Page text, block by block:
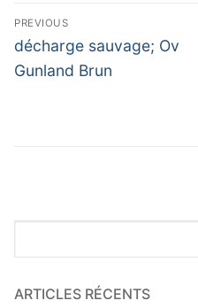
Navigation
de
l’article
PREVIOUS
Previous
post:
décharge sauvage; Ov
Gunland Brun
ARTICLES RÉCENTS